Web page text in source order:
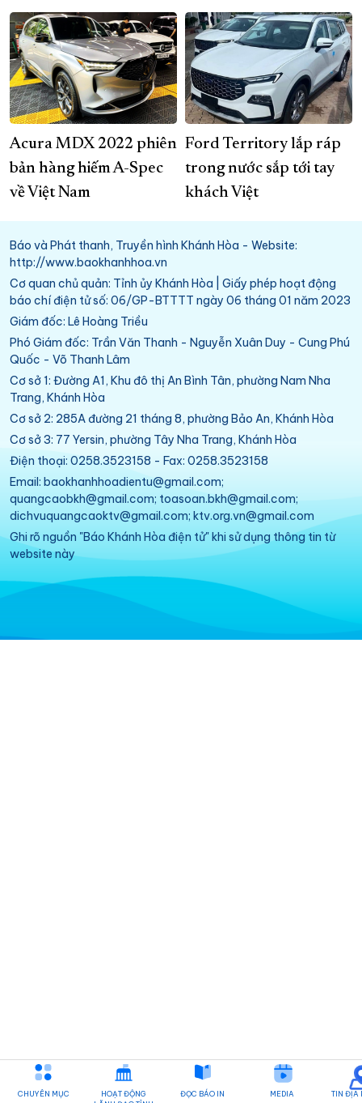
Acura MDX 2022 phiên
bản hàng hiếm A-Spec
về Việt Nam
Ford Territory lắp ráp
trong nước sắp tới tay
khách Việt
Báo và Phát thanh, Truyền hình Khánh Hòa - Website:
http://www.baokhanhhoa.vn
Cơ quan chủ quản: Tỉnh ủy Khánh Hòa | Giấy phép hoạt động
báo chí điện tử số: 06/GP-BTTTT ngày 06 tháng 01 năm 2023
Giám đốc: Lê Hoàng Triều
Phó Giám đốc: Trần Văn Thanh - Nguyễn Xuân Duy - Cung Phú
Quốc - Võ Thanh Lâm
Cơ sở 1: Đường A1, Khu đô thị An Bình Tân, phường Nam Nha
Trang, Khánh Hòa
Cơ sở 2: 285A đường 21 tháng 8, phường Bảo An, Khánh Hòa
Cơ sở 3: 77 Yersin, phường Tây Nha Trang, Khánh Hòa
Điện thoại: 0258.3523158 - Fax: 0258.3523158
Email: baokhanhhoadientu@gmail.com;
quangcaobkh@gmail.com; toasoan.bkh@gmail.com;
dichvuquangcaoktv@gmail.com; ktv.org.vn@gmail.com
Ghi rõ nguồn "Báo Khánh Hòa điện tử" khi sử dụng thông tin từ
website này
CHUYÊN MỤC
HOẠT ĐỘNG
ĐỌC BÁO IN MEDIA TIN ĐỊA